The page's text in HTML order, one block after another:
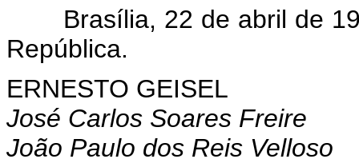
Brasília, 22 de abril de
República.
ERNESTO GEISEL
José Carlos Soares Freire
João Paulo dos Reis Velloso